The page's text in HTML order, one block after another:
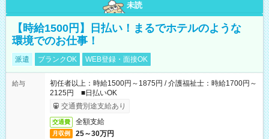
未読
【時給1500円】日払い！まるでホテルのような
環境でのお仕事！
派遣 ブランクOK WEB登録・面接OK
給与
初任者以上：時給1500円～1875円 / 介護福祉士：時給1700円～
2125円 ■日払いOK
交通費別途支給あり
交通費 全額支給
月収例 25～30万円